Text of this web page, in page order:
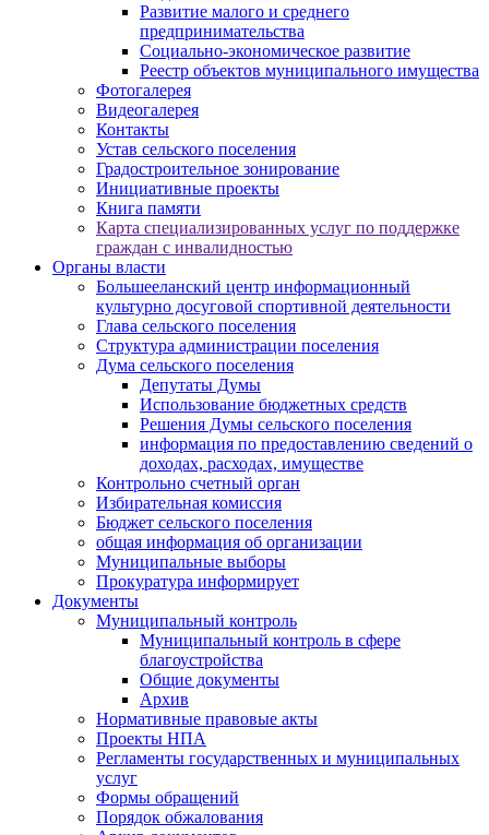
Развитие малого и среднего
предпринимательства
Социально-экономическое развитие
Реестр объектов муниципального имущества
Фотогалерея
Видеогалерея
Контакты
Устав сельского поселения
Градостроительное зонирование
Инициативные проекты
Книга памяти
Карта специализированных услуг по поддержке
граждан с инвалидностью
Органы власти
Большееланский центр информационный
культурно досуговой спортивной деятельности
Глава сельского поселения
Структура администрации поселения
Дума сельского поселения
Депутаты Думы
Использование бюджетных средств
Решения Думы сельского поселения
информация по предоставлению сведений о
доходах, расходах, имуществе
Контрольно счетный орган
Избирательная комиссия
Бюджет сельского поселения
общая информация об организации
Муниципальные выборы
Прокуратура информирует
Документы
Муниципальный контроль
Муниципальный контроль в сфере
благоустройства
Общие документы
Архив
Нормативные правовые акты
Проекты НПА
Регламенты государственных и муниципальных
услуг
Формы обращений
Порядок обжалования